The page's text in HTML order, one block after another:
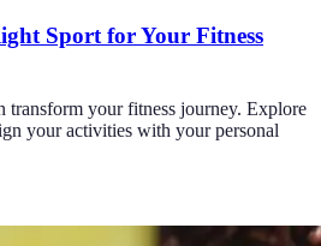
Sport for Your Fitness
transform your fitness journey. Explore
your activities with your personal